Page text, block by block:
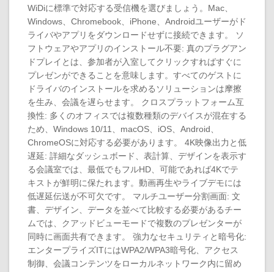
WiDiに標準で対応する受信機を選びましょう。Mac、
Windows、Chromebook、iPhone、Androidユーザーがド
ライバやアプリをダウンロードせずに接続できます。 ソ
フトウェアやアプリのインストール不要: 真のプラグアン
ドプレイとは、参加者が入室してクリックすればすぐに
プレゼンができることを意味します。すべてのゲストに
ドライバのインストールを求めるソリューションは摩擦
を生み、会議を遅らせます。 クロスプラットフォーム互
換性: 多くのオフィスでは複数種類のデバイスが混在する
ため、Windows 10/11、macOS、iOS、Android、
ChromeOSに対応する必要があります。 4K映像出力と低
遅延: 詳細なダッシュボード、表計算、デザインを表示す
る会議室では、最低でもフルHD、可能であれば4Kでテ
キストが鮮明に保たれます。動画再生やライブデモには
低遅延伝送が不可欠です。 マルチユーザー分割画面: 文
書、デザイン、データを並べて比較する必要があるチー
ムでは、クアッドビューモードで複数のプレゼンターが
同時に画面共有できます。 強力なセキュリティと暗号化:
エンタープライズITにはWPA2/WPA3暗号化、アクセス
制御、会議コンテンツをローカルネットワーク内に留め